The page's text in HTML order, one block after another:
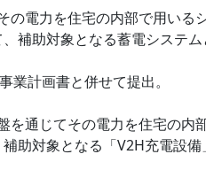
の電力を住宅の内部で用いる
助対象となる蓄電システ
計画書と併せて提出。
を通じてその電力を住宅の内
対象となる「V2H充電設